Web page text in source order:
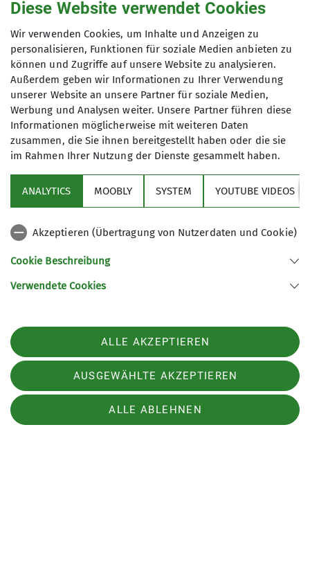
Eine gemütliche Wanderung zur
Baumgartenschneid unternahmen fünf
Dingolfinger DAVler, dokumentiert durch ein
zweites Frühstück auf der Galaunhütte. Der
Aufstieg führte über die Riedersteinkapelle ,
weiter zum Gipfel der Baumgartenschneid,. Dort
auf blumigen Wiesen wurde das dritte Frühstück
unterwegs waren genehmigten wir uns beim
in der Galaunhütte. Wohlgemerkt eine gemütliche
Diese Website verwendet Cookies
Wir verwenden Cookies, um Inhalte und Anzeigen zu
personalisieren, Funktionen für soziale Medien anbieten zu
können und Zugriffe auf unsere Website zu analysieren.
Außerdem geben wir Informationen zu Ihrer Verwendung
unserer Website an unsere Partner für soziale Medien,
Werbung und Analysen weiter. Unsere Partner führen diese
Informationen möglicherweise mit weiteren Daten
zusammen, die Sie ihnen bereitgestellt haben oder die sie
im Rahmen Ihrer Nutzung der Dienste gesammelt haben.
ANALYTICS MOOBLY SYSTEM YOUTUBE VIDEOS
Akzeptieren (Übertragung von Nutzerdaten und Cookie)
Cookie Beschreibung
Verwendete Cookies
ALLE AKZEPTIEREN
AUSGEWÄHLTE AKZEPTIEREN
ALLE ABLEHNEN